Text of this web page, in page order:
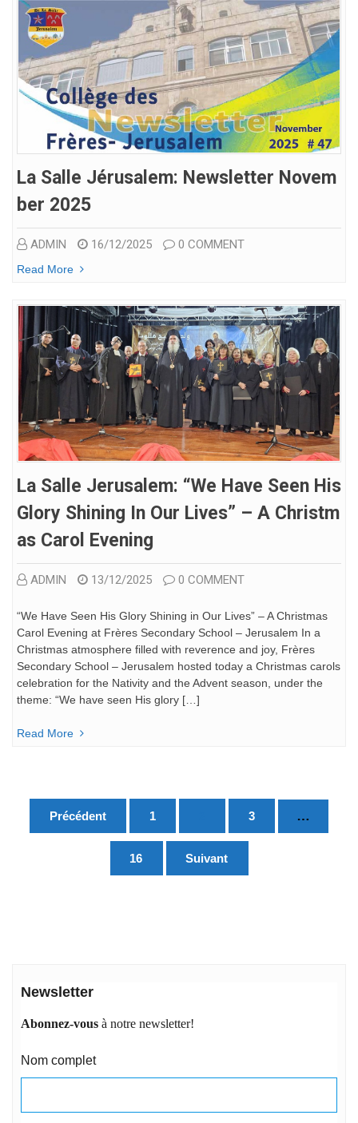
La Salle Jérusalem: Newsletter Novem
Ber 2025
ADMIN 16/12/2025 0 COMMENT
Read More
La Salle Jerusalem: “We Have Seen His
Glory Shining In Our Lives” – A Christm
As Carol Evening
ADMIN 13/12/2025 0 COMMENT
“We Have Seen His Glory Shining in Our Lives” – A Christmas
Carol Evening at Frères Secondary School – Jerusalem In a
Christmas atmosphere filled with reverence and joy, Frères
Secondary School – Jerusalem hosted today a Christmas carols
celebration for the Nativity and the Advent season, under the
theme: “We have seen His glory […]
Read More
Pagination
des
Précédent 1 3 …
16 Suivant
Newsletter
Abonnez-vous à notre newsletter!
Nom complet